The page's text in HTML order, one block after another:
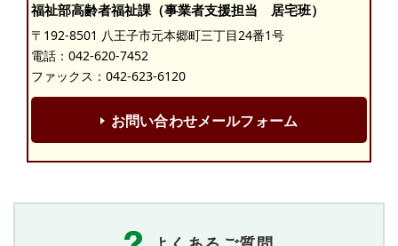
福祉部高齢者福祉課（事業者支援担当 居宅班）
〒192-8501 八王子市元本郷町三丁目24番1号
電話： 042-620-7452
ファックス：042-623-6120
お問い合わせメールフォーム